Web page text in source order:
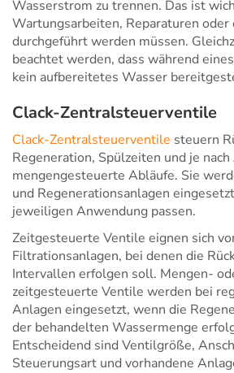
Wasserstrom zu trennen. Das ist
Wartungsarbeiten, Reparaturen
durchgeführt werden müssen.
beachtet werden, dass während
kein aufbereitetes Wasser
Clack-Zentralsteuerventile
Clack-Zentralsteuerventile steuern
Regeneration, Spülzeiten und je
mengengesteuerte Abläufe. Sie
und Regenerationsanlagen
jeweiligen Anwendung passen.
Zeitgesteuerte Ventile eignen sich
Filtrationsanlagen, bei denen die
Intervallen erfolgen soll. Mengen-
zeitgesteuerte Ventile werden bei
Anlagen eingesetzt, wenn die
der behandelten Wassermenge
Entscheidend sind Ventilgröße,
Steuerungsart und vorhandene